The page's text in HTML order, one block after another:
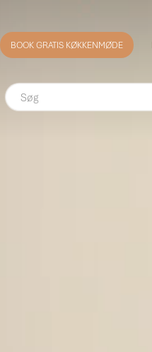
BOOK GRATIS KØKKENMØDE